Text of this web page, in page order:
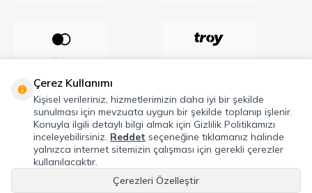
Telif Hakkı © 2026 Maxel Endüstri Elektrik Elektronik San. Tic. Şti. Tüm hakları
Çerez Kullanımı
Kişisel verileriniz, hizmetlerimizin daha iyi bir şekilde
sunulması için mevzuata uygun bir şekilde toplanıp işlenir.
Konuyla ilgili detaylı bilgi almak için Gizlilik Politikamızı
inceleyebilirsiniz. Reddet seçeneğine tıklamanız halinde
yalnızca internet sitemizin çalışması için gerekli çerezler
kullanılacaktır.
Çerezleri Özelleştir